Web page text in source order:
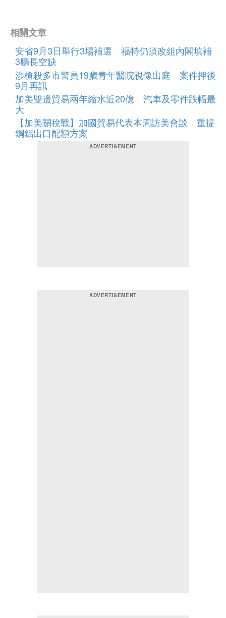
相關文章
安省9月3日舉行3場補選 福特仍須改組內閣填補
3廳長空缺
涉槍殺多市警員19歲青年醫院視像出庭 案件押後
9月再訊
加美雙邊貿易兩年縮水近20億 汽車及零件跌幅最
大
【加美關稅戰】加國貿易代表本周訪美會談 重提
鋼鋁出口配額方案